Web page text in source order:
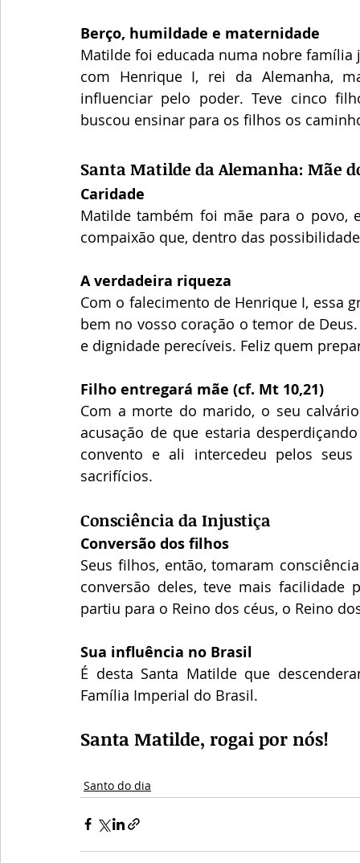
Berço, humildade e maternidade
Matilde foi educada numa nobre
com Henrique I, rei da Alemanha,
influenciar pelo poder. Teve cinco
buscou ensinar para os filhos os
Santa Matilde da Alemanha: Mãe
Caridade
Matilde também foi mãe para o povo,
compaixão que, dentro das
A verdadeira riqueza
Com o falecimento de Henrique I, essa
bem no vosso coração o temor de
e dignidade perecíveis. Feliz quem
Filho entregará mãe (cf. Mt 10,21)
Com a morte do marido, o seu
acusação de que estaria
convento e ali intercedeu pelos
sacrifícios.
Consciência da Injustiça
Conversão dos filhos
Seus filhos, então, tomaram
conversão deles, teve mais facilidade
partiu para o Reino dos céus, o Reino
Sua influência no Brasil
É desta Santa Matilde que
Família Imperial do Brasil.
Santa Matilde, rogai por nós!
Santo do dia